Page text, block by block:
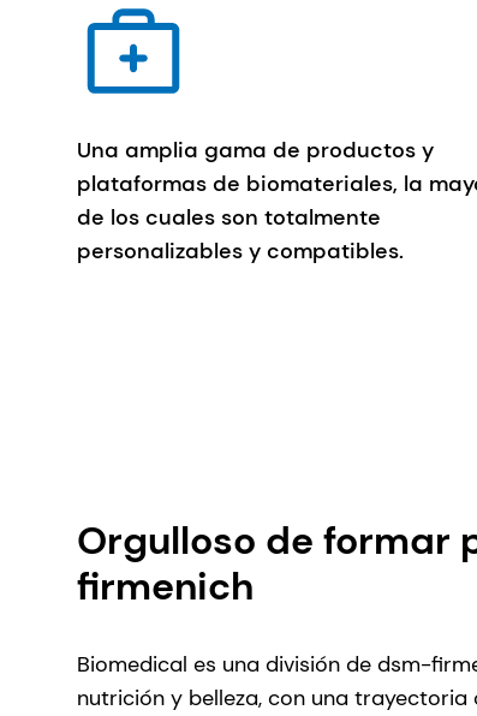
Una amplia gama de productos y
plataformas de biomateriales, la
de los cuales son totalmente
personalizables y compatibles.
Orgulloso de formar
firmenich
Biomedical es una división de dsm-
nutrición y belleza, con una trayectoria